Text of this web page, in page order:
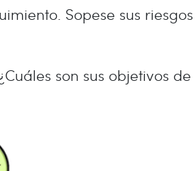
Sopese sus
son sus objetivos de